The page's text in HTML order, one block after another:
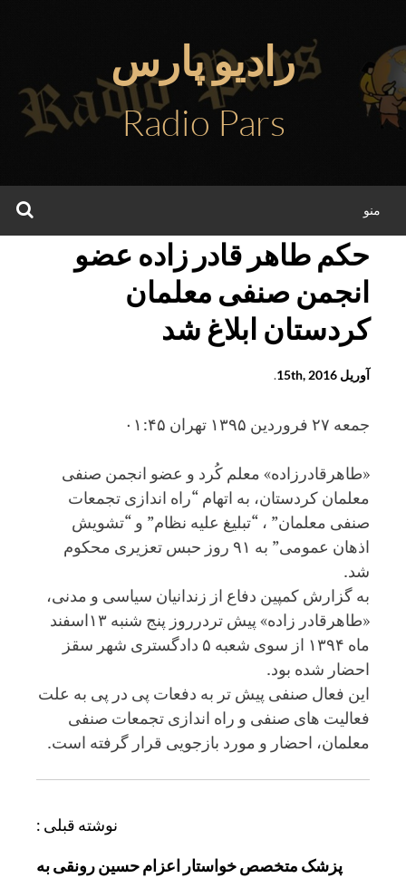
محتوا
رادیو پارس
Radio Pars
منو
حکم طاهر قادر زاده عضو
انجمن صنفی معلمان
کردستان ابلاغ شد
آوریل 15th, 2016 .
جمعه ۲۷ فروردین ۱۳۹۵ تهران ۰۱:۴۵
«طاهرقادر‌زاده» معلم کُرد و عضو انجمن صنفی
معلمان کردستان، بە اتهام “راه اندازی تجمعات
صنفی معلمان” ، “تبلیغ علیه نظام” و “تشویش
اذهان عمومی” بە ۹۱ روز حبس تعزیری محکوم
شد.
به گزارش کمپین دفاع از زندانیان سیاسی و مدنی،
«طاهرقادر زاده» پیش تردرروز پنج شنبه ۱۳اسفند
ماه ۱۳۹۴ از سوی شعبه ۵ دادگستری شهر سقز
احضار شده بود.
این فعال صنفی پیش تر به دفعات پی در پی به علت
فعالیت های صنفی و راه اندازی تجمعات صنفی
معلمان، احضار و مورد بازجویی قرار گرفته است.
نوشته قبلی :
پزشک متخصص خواستار اعزام حسین رونقی به